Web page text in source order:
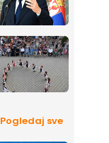
Pogledaj sve